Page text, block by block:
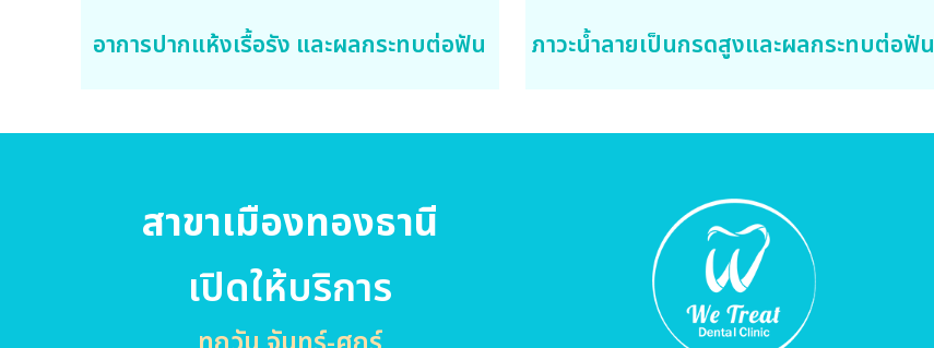
อาการปากแห้งเรื้อรัง และผลกระทบต่อฟัน ภาวะน้ำลายเป็นกรดสูงและผลกระทบต่อฟัน
สาขาเมืองทองธานี
เปิดให้บริการ